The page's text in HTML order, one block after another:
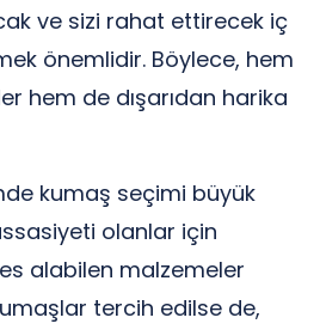
ve sizi rahat ettirecek iç
önemlidir. Böylece, hem
hem de dışarıdan harika
kumaş seçimi büyük
olanlar için
alabilen malzemeler
tercih edilse de,